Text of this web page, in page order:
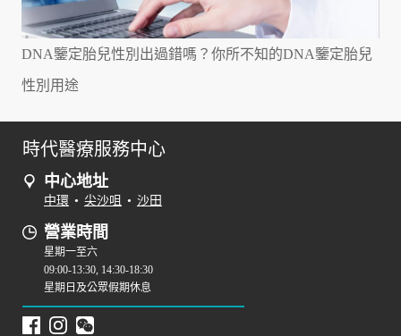
DNA鑒定胎兒性別出過錯嗎？你所不知的DNA鑒定胎兒
性別用途
時代醫療服務中心
中心地址
中環 • 尖沙咀 • 沙田
營業時間
星期一至六
09:00-13:30, 14:30-18:30
星期日及公眾假期休息